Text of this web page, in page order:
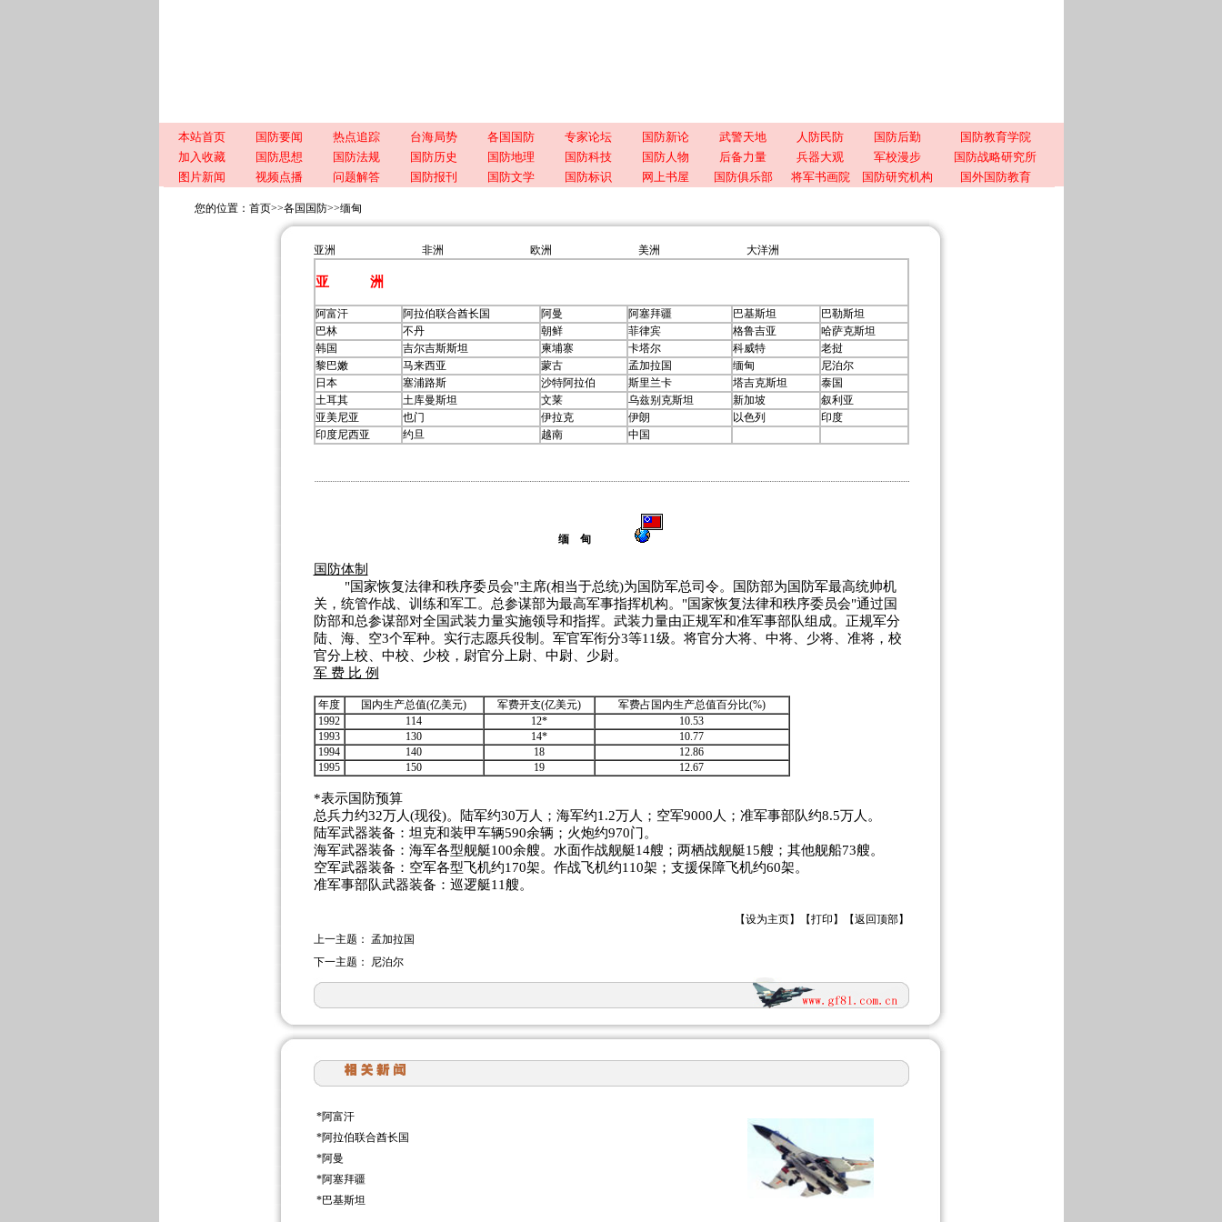
本站首页 国防要闻 热点追踪 台海局势 各国国防 专家论坛 国防新论 武警天地 人防民防 国防后勤
国防教育学院
加入收藏
国防思想 国防法规 国防历史 国防地理 国防科技 国防人物 后备力量 兵器大观 军校漫步
国防战略研究所
图片新闻
视频点播 问题解答 国防报刊 国防文学 国防标识 网上书屋 国防俱乐部 将军书画院 国防研究机构 国外国防教育
您的位置： 首页>>各国国防>>缅甸
亚洲 非洲 欧洲 美洲 大洋洲
亚 洲
阿富汗 阿拉伯联合酋长国 阿曼 阿塞拜疆 巴基斯坦
巴勒斯坦
巴林
不丹 朝鲜 菲律宾 格鲁吉亚
哈萨克斯坦
韩国
吉尔吉斯斯坦 柬埔寨 卡塔尔 科威特
老挝
黎巴嫩
马来西亚 蒙古 孟加拉国 缅甸
尼泊尔
日本
塞浦路斯 沙特阿拉伯 斯里兰卡 塔吉克斯坦
泰国
土耳其
土库曼斯坦 文莱 乌兹别克斯坦 新加坡
叙利亚
亚美尼亚
也门 伊拉克 伊朗 以色列
印度
印度尼西亚
约旦 越南 中国
缅 甸
国防体制
"国家恢复法律和秩序委员会"主席(相当于总统)为国防军总司令。国防部为国防军最高统帅机
关，统管作战、训练和军工。总参谋部为最高军事指挥机构。"国家恢复法律和秩序委员会"通过国
防部和总参谋部对全国武装力量实施领导和指挥。武装力量由正规军和准军事部队组成。正规军分
陆、海、空3个军种。实行志愿兵役制。军官军衔分3等11级。将官分大将、中将、少将、准将，校
官分上校、中校、少校，尉官分上尉、中尉、少尉。
军 费 比 例
年度 国内生产总值(亿美元) 军费开支(亿美元)
军费占国内生产总值百分比(%)
1992
114 12*
10.53
1993
130 14*
10.77
1994
140 18
12.86
1995
150 19 12.67
*表示国防预算
总兵力约32万人(现役)。陆军约30万人；海军约1.2万人；空军9000人；准军事部队约8.5万人。
陆军武器装备：坦克和装甲车辆590余辆；火炮约970门。
海军武器装备：海军各型舰艇100余艘。水面作战舰艇14艘；两栖战舰艇15艘；其他舰船73艘。
空军武器装备：空军各型飞机约170架。作战飞机约110架；支援保障飞机约60架。
准军事部队武器装备：巡逻艇11艘。
【设为主页】【打印 】【返回顶部】
上一主题： 孟加拉国
下一主题：
尼泊尔
*阿富汗
*阿拉伯联合酋长国
*阿曼
*阿塞拜疆
*巴基斯坦